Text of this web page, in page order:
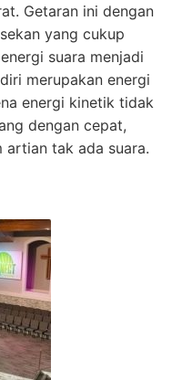
Getaran ini dengan
yang cukup
suara menjadi
merupakan energi
energi kinetik tidak
dengan cepat,
artian tak ada suara.